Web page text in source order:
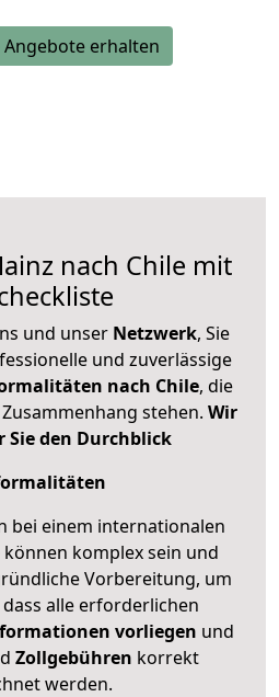
Angebote erhalten
nach Chile mit
und unser Netzwerk, Sie
und zuverlässige
nach Chile, die
stehen. Wir
Sie den Durchblick
bei einem internationalen
können komplex sein und
Vorbereitung, um
alle erforderlichen
vorliegen und
Zollgebühren korrekt
werden.